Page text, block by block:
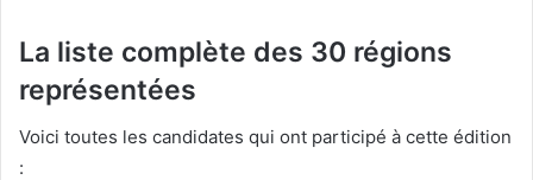
La liste complète des 30 régions
représentées
Voici toutes les candidates qui ont participé à cette édition
: